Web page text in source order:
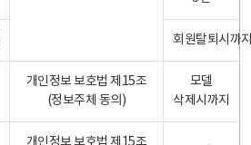
회원탈퇴시까
개인정보 보호법 제15조
(정보주체 동의)
모델
삭제시까지
개인정보 보호법 제15조